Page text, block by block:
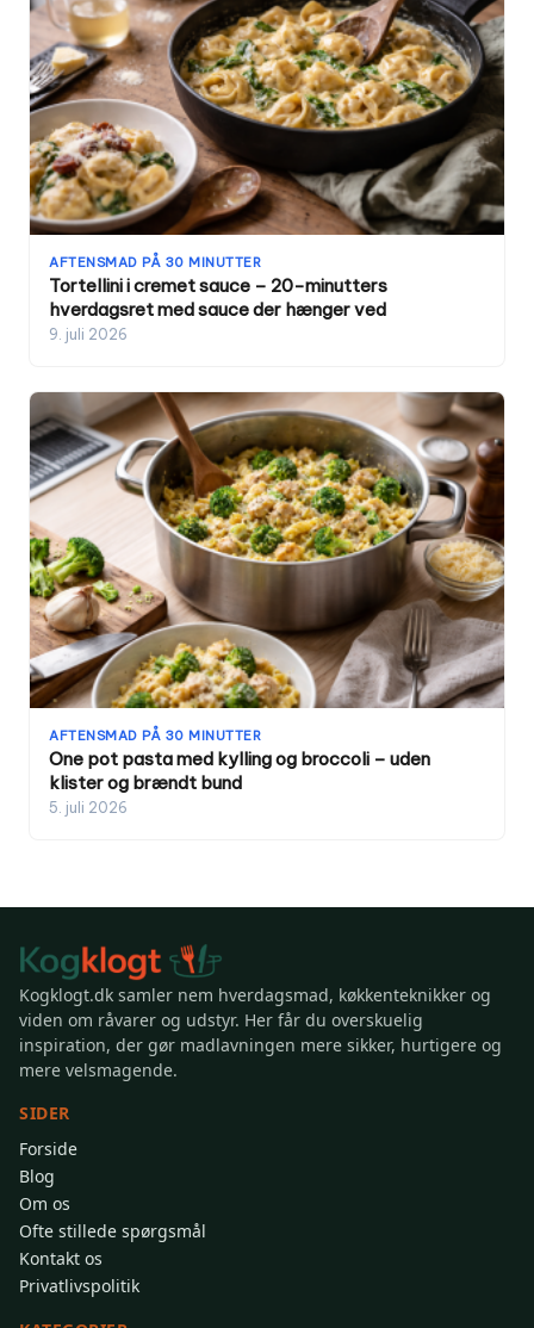
AFTENSMAD PÅ 30 MINUTTER
Tortellini i cremet sauce – 20-minutters
hverdagsret med sauce der hænger ved
9. juli 2026
AFTENSMAD PÅ 30 MINUTTER
One pot pasta med kylling og broccoli – uden
klister og brændt bund
5. juli 2026
Kogklogt.dk samler nem hverdagsmad, køkkenteknikker og
viden om råvarer og udstyr. Her får du overskuelig
inspiration, der gør madlavningen mere sikker, hurtigere og
mere velsmagende.
SIDER
Forside
Blog
Om os
Ofte stillede spørgsmål
Kontakt os
Privatlivspolitik